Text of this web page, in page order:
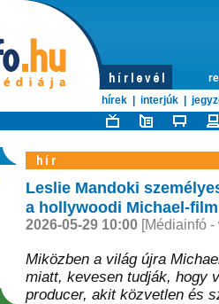
hírek
interjúk
Leslie Mandoki
a hollywoodi Michael-
2026-05-29 10:00[Médiainfó -
Miközben a világ újra
miatt, kevesen tudják, hogy
producer, akit közvetlen és